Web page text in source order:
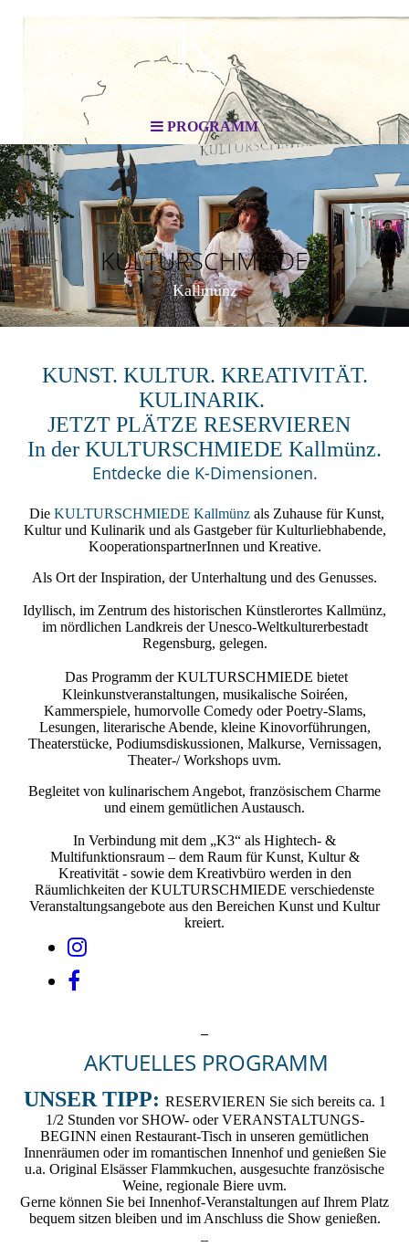
PROGRAMM
KULTURSCHMIEDE
Kallmünz
KUNST. KULTUR. KREATIVITÄT.
KULINARIK.
JETZT PLÄTZE RESERVIEREN
In der KULTURSCHMIEDE Kallmünz.
Entdecke die K-Dimensionen.
Die KULTURSCHMIEDE Kallmünz als Zuhause für Kunst,
Kultur und Kulinarik und als Gastgeber für Kulturliebhabende,
KooperationspartnerInnen und Kreative.
Als Ort der Inspiration, der Unterhaltung und des Genusses.
Idyllisch, im Zentrum des historischen Künstlerortes Kallmünz,
im nördlichen Landkreis der Unesco-Weltkulturerbestadt
Regensburg, gelegen.
Das Programm derKULTURSCHMIEDE bietet
Kleinkunstveranstaltungen, musikalische Soiréen,
Kammerspiele, humorvolle Comedy oder Poetry-Slams,
Lesungen, literarische Abende, kleine Kinovorführungen,
Theaterstücke, Podiumsdiskussionen, Malkurse, Vernissagen,
Theater-/ Workshops uvm.
Begleitet von kulinarischem Angebot, französischem Charme
und einem gemütlichen Austausch.
In Verbindung mit dem „K3“ als Hightech- &
Multifunktionsraum – dem Raum für Kunst, Kultur &
Kreativität - sowie dem Kreativbüro werden in den
Räumlichkeiten der KULTURSCHMIEDE verschiedenste
Veranstaltungsangebote aus den Bereichen Kunst und Kultur
kreiert.
AKTUELLES PROGRAMM
UNSER TIPP: RESERVIEREN Sie sich bereits ca. 1
1/2 Stunden vor SHOW- oder VERANSTALTUNGS-
BEGINN einen Restaurant-Tisch in unseren gemütlichen
Innenräumen oder im romantischen Innenhof und genießen Sie
u.a. Original Elsässer Flammkuchen, ausgesuchte französische
Weine, regionale Biere uvm.
Gerne können Sie bei Innenhof-Veranstaltungen auf Ihrem Platz
bequem sitzen bleiben und im Anschluss die Show genießen.